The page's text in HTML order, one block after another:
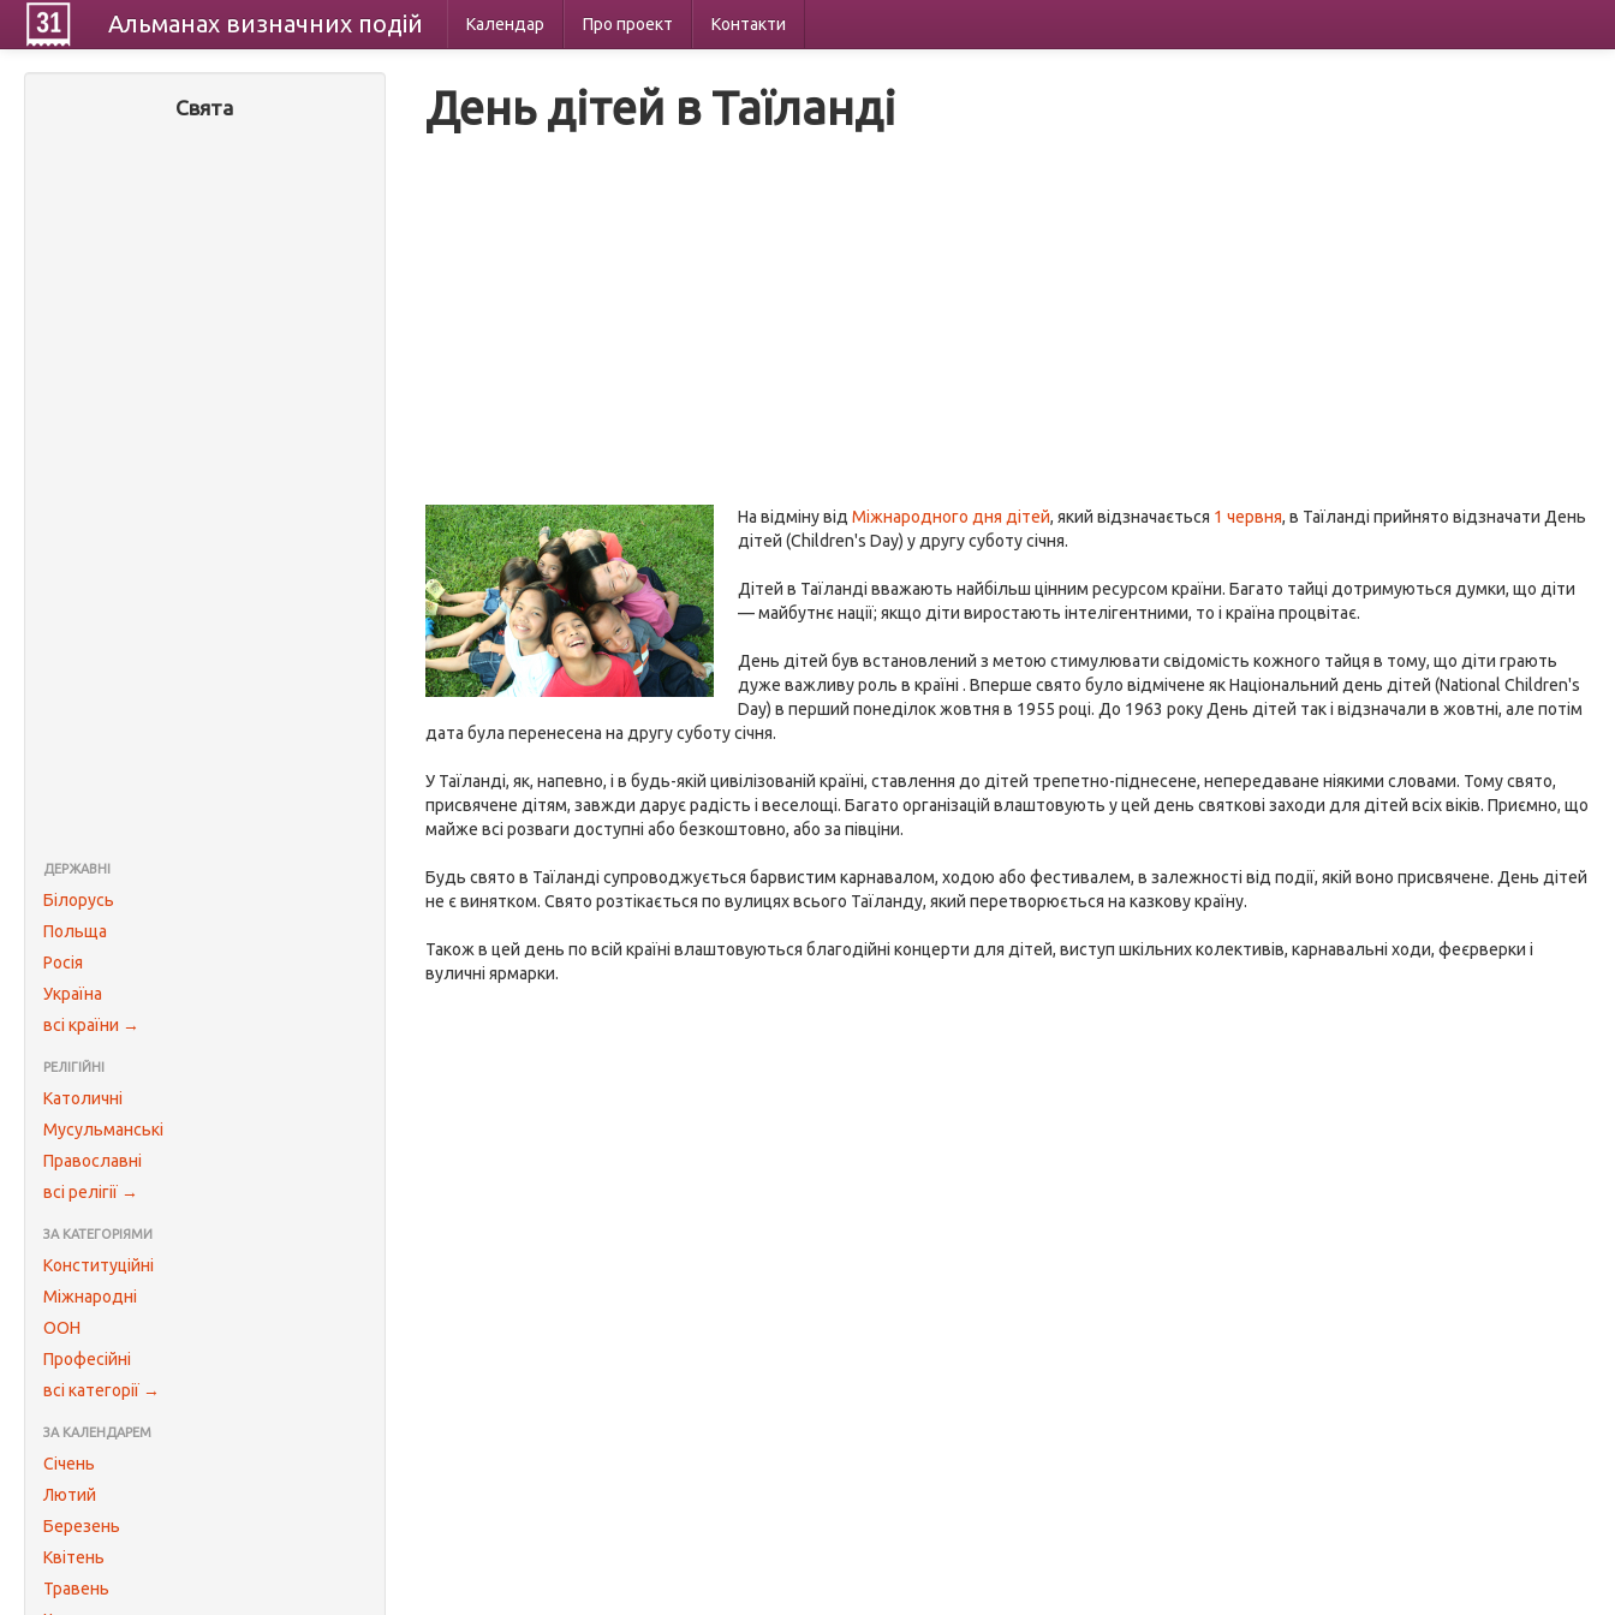
Альманах визначних подій Календар Про проект Контакти
Свята
ДЕРЖАВНІ
Білорусь
Польща
Росія
Україна
всі країни →
РЕЛІГІЙНІ
Католичні
Мусульманські
Православні
всі релігії →
ЗА КАТЕГОРІЯМИ
Конституційні
Міжнародні
ООН
Професійні
всі категорії →
ЗА КАЛЕНДАРЕМ
Січень
Лютий
Березень
Квітень
Травень
День дітей в Таїланді
На відміну відМіжнародного дня дітей, який відзначається 1 червня, в Таїланді прийнято відзначати День
дітей (Children's Day) у другу суботу січня.
Дітей в Таїланді вважають найбільш цінним ресурсом країни. Багато тайці дотримуються думки, що діти
— майбутнє нації; якщо діти виростають інтелігентними, то і країна процвітає.
День дітей був встановлений з метою стимулювати свідомість кожного тайця в тому, що діти грають
дуже важливу роль в країні . Вперше свято було відмічене як Національний день дітей (National Children's
Day) в перший понеділок жовтня в 1955 році. До 1963 року День дітей так і відзначали в жовтні, але потім
дата була перенесена на другу суботу січня.
У Таїланді, як, напевно, і в будь-якій цивілізованій країні, ставлення до дітей трепетно-піднесене, непередаване ніякими словами. Тому свято,
присвячене дітям, завжди дарує радість і веселощі. Багато організацій влаштовують у цей день святкові заходи для дітей всіх віків. Приємно, що
майже всі розваги доступні або безкоштовно, або за півціни.
Будь свято в Таїланді супроводжується барвистим карнавалом, ходою або фестивалем, в залежності від події, якій воно присвячене. День дітей
не є винятком. Свято розтікається по вулицях всього Таїланду, який перетворюється на казкову країну.
Також в цей день по всій країні влаштовуються благодійні концерти для дітей, виступ шкільних колективів, карнавальні ходи, феєрверки і
вуличні ярмарки.